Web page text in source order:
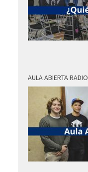
AULA ABIERTA RADIO